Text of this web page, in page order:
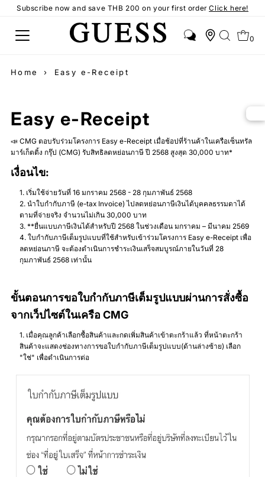
Subscribe now and save THB 200 on your first orderClick here!
0
Home › Easy e-Receipt
Easy e-Receipt
📣 CMG ตอบรับร่วมโครงการ Easy e-Receipt เมื่อช้อปที่ร้านค้าในเครือเซ็นทรัล
มาร์เก็ตติ้ง กรุ๊ป (CMG) รับสิทธิลดหย่อนภาษี ปี 2568 สูงสุด 30,000 บาท*
เงื่อนไข:
เริ่มใช้จ่ายวันที่ 16 มกราคม 2568 - 28 กุมภาพันธ์ 2568
นำใบกำกับภาษี (e-tax Invoice) ไปลดหย่อนภาษีเงินได้บุคคลธรรมดาได้
ตามที่จ่ายจริง จำนวนไม่เกิน 30,000 บาท
**ยื่นแบบภาษีเงินได้สำหรับปี 2568 ในช่วงเดือน มกราคม – มีนาคม 2569
ใบกำกับภาษีเต็มรูปแบบที่ใช้สำหรับเข้าร่วมโครงการ Easy e-Receipt เพื่อ
ลดหย่อนภาษี จะต้องดำเนินการชำระเงินเสร็จสมบูรณ์ภายในวันที่ 28
กุมภาพันธ์ 2568 เท่านั้น
ขั้นตอนการขอใบกำกับภาษีเต็มรูปแบบผ่านการสั่งซื้อ
จากเว็ปไซต์ในเครือ CMG
1. เมื่อคุณลูกค้าเลือกซื้อสินค้าและกดเพิ่มสินค้าเข้าตะกร้าแล้ว ที่หน้าตะกร้า
สินค้าจะแสดงช่องทางการขอใบกำกับภาษีเต็มรูปแบบ(ด้านล่างซ้าย) เลือก
"ใช่" เพื่อดำเนินการต่อ